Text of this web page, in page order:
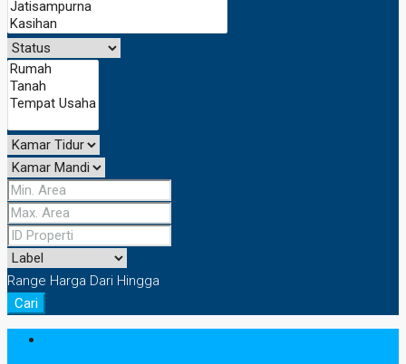
Range Harga Dari Hingga
Cari